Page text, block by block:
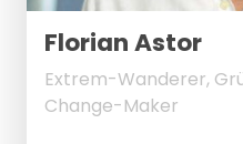
Florian Astor
Extrem-Wanderer,
Change-Maker